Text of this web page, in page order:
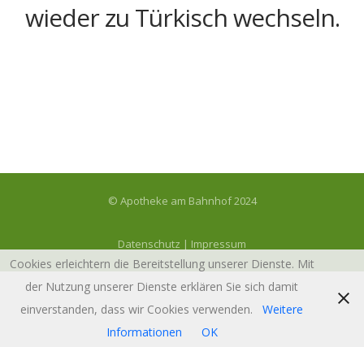
wieder zu Türkisch wechseln.
© Apotheke am Bahnhof 2024
Datenschutz | Impressum
Cookies erleichtern die Bereitstellung unserer Dienste. Mit
der Nutzung unserer Dienste erklären Sie sich damit
einverstanden, dass wir Cookies verwenden.
Weitere
Informationen
OK